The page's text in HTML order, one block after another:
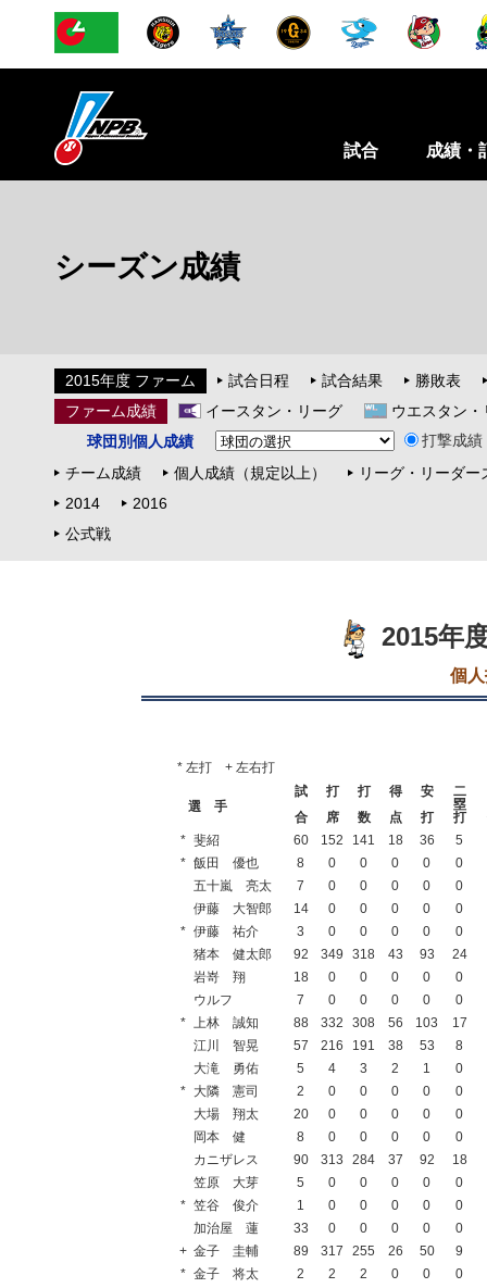
試合 成績・
シーズン成績
2015年度 ファーム 試合日程 試合結果
勝敗表
ファーム成績
イースタン・リーグ
ウエスタン・
球団別個人成績
打撃成績
チーム成績
個人成績（規定以上）
リーグ・リーダー
2014
2016
公式戦
2015年
個
* 左打 + 左右打
選 手
試
合
打
席
打
数
得
点
安
打
二
塁
打
* 斐紹 60 152 141 18 36
5
* 飯田 優也 8 0 0 0 0
0
五十嵐 亮太
7 0 0 0 0
0
伊藤 大智郎
14 0 0 0 0
0
* 伊藤 祐介 3 0 0 0 0
0
猪本 健太郎
92 349 318 43 93
24
岩嵜 翔
18 0 0 0 0
0
ウルフ
7 0 0 0 0
0
* 上林 誠知 88 332 308 56 103
17
江川 智晃
57 216 191 38 53
8
大滝 勇佑
5 4 3 2 1
0
* 大隣 憲司 2 0 0 0 0
0
大場 翔太
20 0 0 0 0
0
岡本 健
8 0 0 0 0
0
カニザレス
90 313 284 37 92
18
笠原 大芽
5 0 0 0 0
0
* 笠谷 俊介 1 0 0 0 0
0
加治屋 蓮
33 0 0 0 0
0
+ 金子 圭輔 89 317 255 26 50
9
* 金子 将太 2 2 2 0 0
0